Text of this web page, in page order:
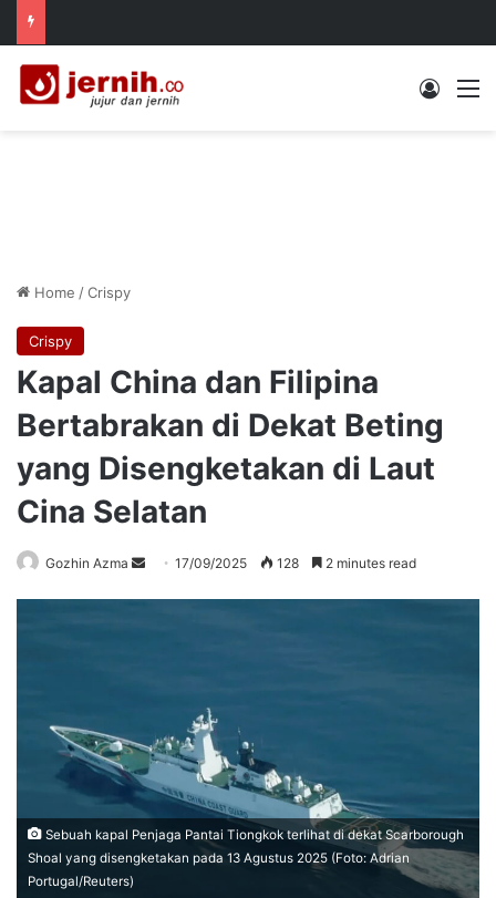
Log In
Home /Crispy
Crispy
Kapal China dan Filipina
Bertabrakan di Dekat Beting
yang Disengketakan di Laut
Cina Selatan
Gozhin Azma
Send17/09/2025 128 2 minutes read
Sebuah kapal Penjaga Pantai Tiongkok terlihat di dekat Scarborough
Shoal yang disengketakan pada 13 Agustus 2025 (Foto: Adrian
Portugal/Reuters)